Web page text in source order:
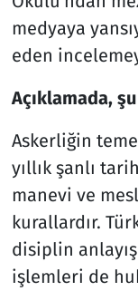
medyaya
eden
Açıklamada,
Askerliğin
yıllık şanlı
manevi ve
kurallardır.
disiplin
işlemleri de
Televizyon